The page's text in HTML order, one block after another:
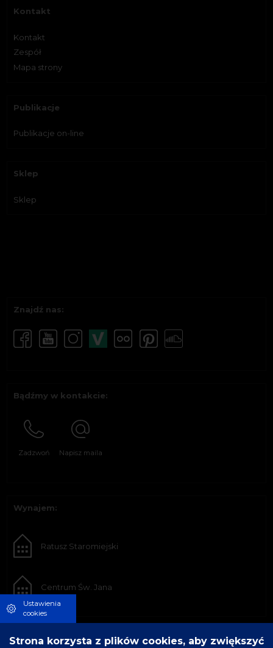
Kontakt
Kontakt
Zespół
Mapa strony
Publikacje
Publikacje on-line
Sklep
Sklep
Znajdź nas:
Bądźmy w kontakcie:
Zadzwoń Napisz maila
Wynajem:
Ratusz Staromiejski
Centrum Św. Jana
Ustawienia
cookies
Strona korzysta z plików cookies, aby zwiększyć